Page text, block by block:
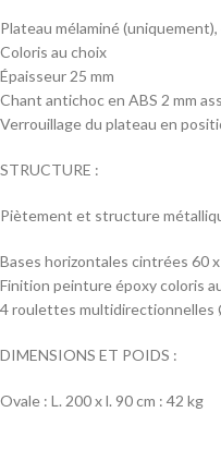
Plateau mélaminé
Coloris au choix
Épaisseur 25 mm
Chant antichoc en ABS 2 mm
Verrouillage du plateau en
STRUCTURE :
Piètement et structure
Bases horizontales cintrées 60
Finition peinture époxy coloris
4 roulettes multidirectionnelles
DIMENSIONS ET POIDS :
Ovale : L. 200 x l. 90 cm : 42 kg